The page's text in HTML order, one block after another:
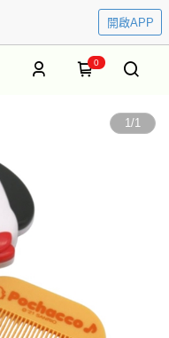
開啟APP
0
1/1